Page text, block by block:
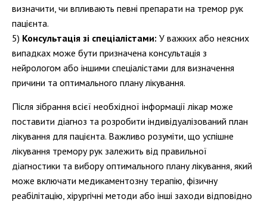
визначити, чи впливають певні препарати на тремор рук
пацієнта.
Консультація зі спеціалістами: У важких або неясних
випадках може бути призначена консультація з
нейрологом або іншими спеціалістами для визначення
причини та оптимального плану лікування.
Після зібрання всієї необхідної інформації лікар може
поставити діагноз та розробити індивідуалізований план
лікування для пацієнта. Важливо розуміти, що успішне
лікування тремору рук залежить від правильної
діагностики та вибору оптимального плану лікування, який
може включати медикаментозну терапію, фізичну
реабілітацію, хірургічні методи або інші заходи відповідно